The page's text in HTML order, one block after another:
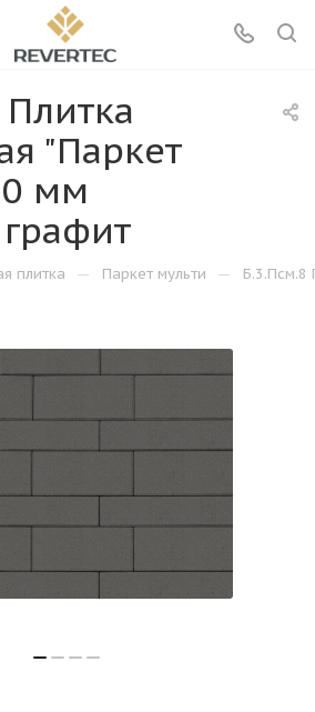
"Паркет
мм
плитка — Паркет мульти — Б.3.Псм.8